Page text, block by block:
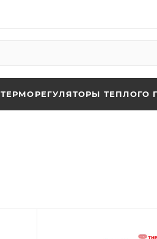
ТЕРМОРЕГУЛЯТОРЫ ТЕПЛОГО